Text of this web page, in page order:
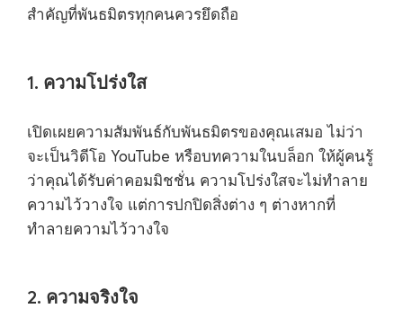
สำคัญที่พันธมิตรทุกคนควรยึดถือ
1. ความโปร่งใส
เปิดเผยความสัมพันธ์กับพันธมิตรของคุณเสมอ ไม่ว่า
จะเป็นวิดีโอ YouTube หรือบทความในบล็อก ให้ผู้คนรู้
ว่าคุณได้รับค่าคอมมิชชั่น ความโปร่งใสจะไม่ทำลาย
ความไว้วางใจ แต่การปกปิดสิ่งต่าง ๆ ต่างหากที่
ทำลายความไว้วางใจ
2. ความจริงใจ